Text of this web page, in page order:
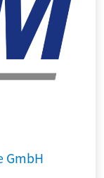
GmbH